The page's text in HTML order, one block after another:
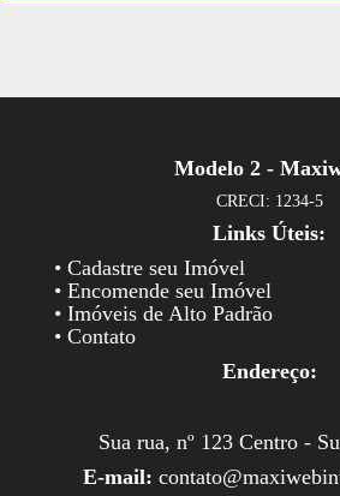
Modelo 2 -
CRECI: 1234-5
Links Úteis:
• Cadastre seu Imóvel
• Encomende seu Imóvel
• Imóveis de Alto Padrão
• Contato
Endereço:
Sua rua, nº 123 Centro -
E-mail: